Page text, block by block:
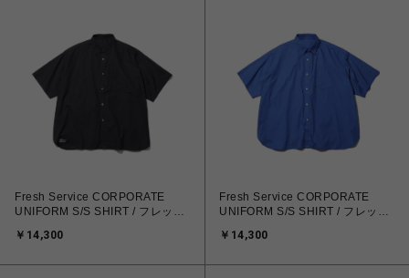
Fresh Service CORPORATE
UNIFORM S/S SHIRT / フレッシ
ォーム S/S シャツ
￥14,300
Fresh Service CORPORATE
UNIFORM S/S SHIRT / フレッシ
ォーム S/S シャツ
￥14,300